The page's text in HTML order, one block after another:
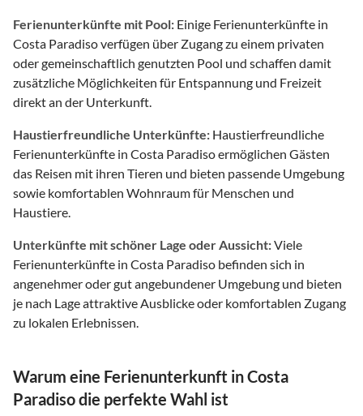
Ferienunterkünfte mit Pool: Einige Ferienunterkünfte in
Costa Paradiso verfügen über Zugang zu einem privaten
oder gemeinschaftlich genutzten Pool und schaffen damit
zusätzliche Möglichkeiten für Entspannung und Freizeit
direkt an der Unterkunft.
Haustierfreundliche Unterkünfte: Haustierfreundliche
Ferienunterkünfte in Costa Paradiso ermöglichen Gästen
das Reisen mit ihren Tieren und bieten passende Umgebung
sowie komfortablen Wohnraum für Menschen und
Haustiere.
Unterkünfte mit schöner Lage oder Aussicht:Viele
Ferienunterkünfte in Costa Paradiso befinden sich in
angenehmer oder gut angebundener Umgebung und bieten
je nach Lage attraktive Ausblicke oder komfortablen Zugang
zu lokalen Erlebnissen.
Warum eine Ferienunterkunft in Costa
Paradiso die perfekte Wahl ist